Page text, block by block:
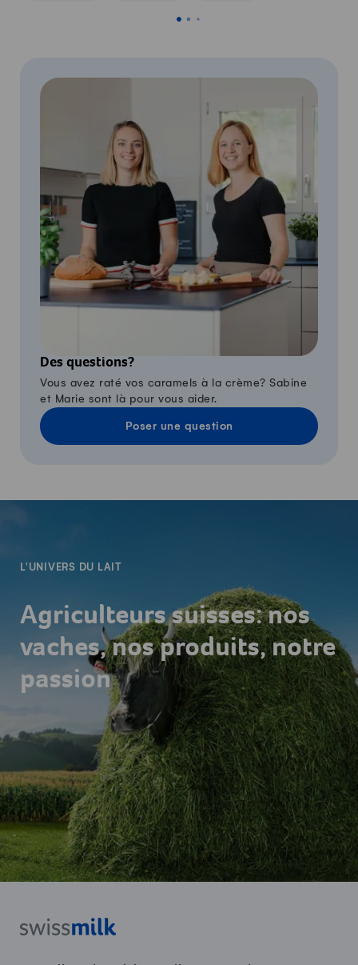
Des questions?
Vous avez raté vos caramels à la crème? Sabine
et Marie sont là pour vous aider.
Poser une question
L'UNIVERS DU LAIT
Agriculteurs suisses: nos
vaches, nos produits, notre
passion